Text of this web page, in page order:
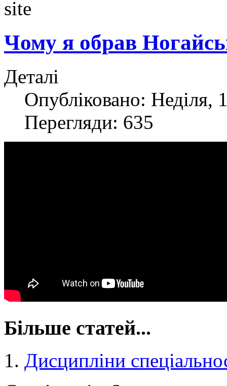
Чому я обрав
Деталі
Опубліковано: Неділя,
Перегляди: 635
Більше статей...
Дисципліни